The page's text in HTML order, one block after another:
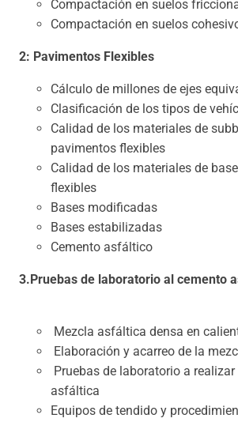
Compactación en suelos
Compactación en suelos
2: Pavimentos Flexibles
Cálculo de millones de ejes
Clasificación de los tipos de
Calidad de los materiales de
pavimentos flexibles
Calidad de los materiales de
flexibles
Bases modificadas
Bases estabilizadas
Cemento asfáltico
3.Pruebas de laboratorio al cemento
Mezcla asfáltica densa en
Elaboración y acarreo de la
Pruebas de laboratorio a
asfáltica
Equipos de tendido y